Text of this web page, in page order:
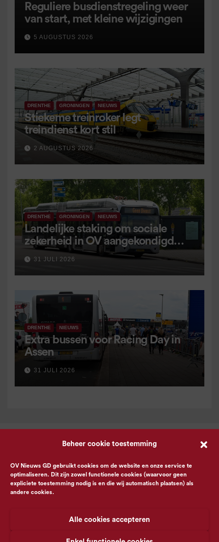
Beheer cookie toestemming
OV Nieuws GD gebruikt cookies om de website en onze service te
optimaliseren. Dit zijn zowel functionele cookies (waarvoor geen
expliciete toestemming nodig is en die wij automatisch plaatsen) als
andere cookies.
Alle cookies accepteren
Reguliere busdienstregeling weer
van start, met kleine wijzigingen
5 AUGUSTUS 2026
DRENTHE GRONINGEN NIEUWS
Stiekeme treinroker legt
treindienst kort stil
2 AUGUSTUS 2026
DRENTHE GRONINGEN NIEUWS
Landelijke staking om sociale
zekerheid in OV aangekondigd
voor 9 september
31 JULI 2026
DRENTHE NIEUWS
Extra bussen voor Racing Day in
Assen
31 JULI 2026